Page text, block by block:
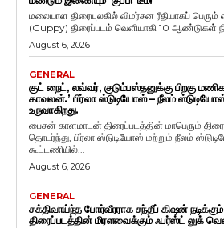
மலையாள திரையுலகில் விமர்சன ரீதியாகப் பெரும்
(Guppy) திரைப்படம் வெளியாகி 10 ஆண்டுகள்
August 6, 2026
GENERAL
குட் நைட், லவ்வர், குடும்பஸ்தனுக்கு பிறகு
காவலன்.’ பிர்லா ஸ்டுடியோஸ் – நீலம்
உருவாகிறது.
பைசன் காளமாடன் திரைப்படத்தின் மாபெரும்
தொடர்ந்து, பிர்லா ஸ்டுடியோஸ் மற்றும் நீலம்
கூட்டணியில்...
August 6, 2026
GENERAL
சக்திவாய்ந்த போர்வீரராக சந்தீப் கிஷன் நடிக்கும்
திரைப்படத்தின் மிரளவைக்கும் ஃபர்ஸ்ட் லுக்